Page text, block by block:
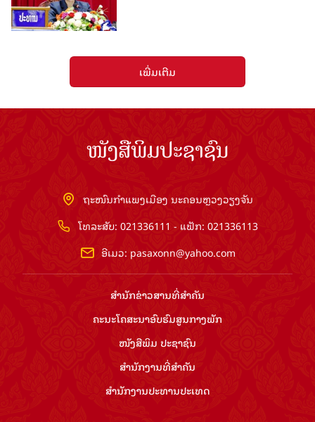
ເພີ່ມເຕີມ
ໜັງສືພິມປະຊາຊົນ
ຖະໜົນກຳແພງເມືອງ ນະຄອນຫຼວງວຽງຈັນ
ໂທລະສັບ: 021336111 - ແຟັກ: 021336113
ອີເມວ: pasaxonn@yahoo.com
ສຳ​ນັກ​ຂ່າວ​ສານ​ທີ່​ສຳ​ຄັນ​
ຄະນະໂຄສະນາອົບຮົມ​ສູນ​ກາງ​ພັກ
ໜັງສືພິມ ປະ​ຊາ​ຊົນ
ສຳ​ນັກ​ງານ​ທີ່​ສຳ​ຄັນ
ສຳ​ນັກ​ງານ​ປະ​ທານ​ປະ​ເທດ